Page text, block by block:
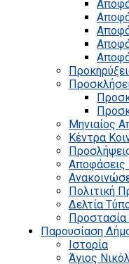
Μηνιαίος
Κέντρα
Αποφάσεις
Πολιτική
Δελτία
Παρουσίαση
Ιστορία
Άγιος